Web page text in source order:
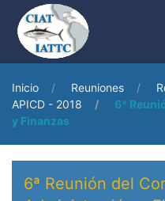
Inicio Reuniones
APICD - 2018
6ª
y Finanzas
6ª Reunión del